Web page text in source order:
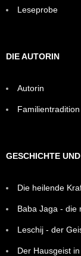
Leseprobe
DIE AUTORIN
Autorin
Familientradition
GESCHICHTE
Die heilende
Baba Jaga - die
Leschij - der
Der Hausgeist